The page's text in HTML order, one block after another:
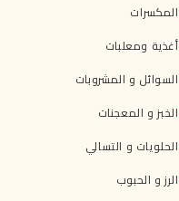
المكسرات
أغذية ومعلبات
السوائل و المشروبات
الخبز و المعجنات
الحلويات و التسالي
الرز و الحبوب